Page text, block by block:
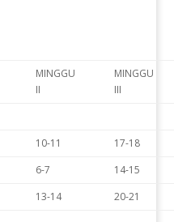
MINGGU
II
MINGGU
III
10-11
17-18
6-7
14-15
13-14
20-21